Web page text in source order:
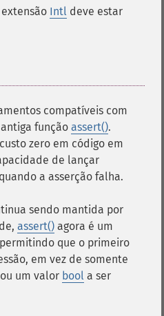
Intl deve estar
compatíveis com
função assert().
zero em código em
de lançar
a asserção falha.
sendo mantida por
assert() agora é um
que o primeiro
em vez de somente
um valor bool a ser